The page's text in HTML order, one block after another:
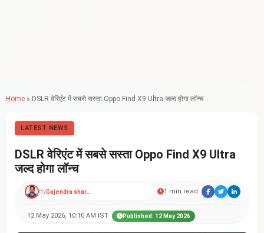
Home » DSLR वेरिएंट में सबसे सस्ता Oppo Find X9 Ultra जल्द होगा लॉन्च
LATEST NEWS
DSLR वेरिएंट में सबसे सस्ता Oppo Find X9 Ultra
जल्द होगा लॉन्च
By Gajendra sharma 1 min read
12 May 2026, 10:10 AM IST Published: 12 May 2026